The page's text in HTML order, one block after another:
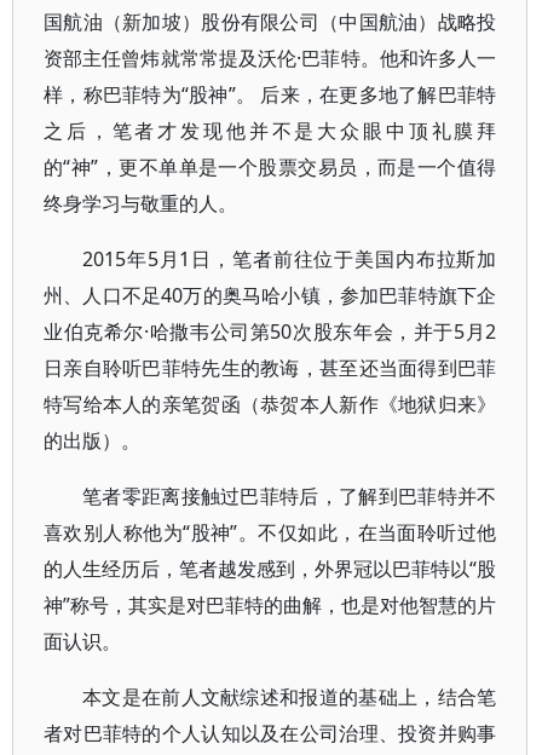
国航油（新加坡）股份有限公司（中国航油）战略投
资部主任曾炜就常常提及沃伦·巴菲特。他和许多人一
样，称巴菲特为“股神”。 后来，在更多地了解巴菲特
之后，笔者才发现他并不是大众眼中顶礼膜拜
的“神”，更不单单是一个股票交易员，而是一个值得
终身学习与敬重的人。
2015年5月1日，笔者前往位于美国内布拉斯加
州、人口不足40万的奥马哈小镇，参加巴菲特旗下企
业伯克希尔·哈撒韦公司第50次股东年会，并于5月2
日亲自聆听巴菲特先生的教诲，甚至还当面得到巴菲
特写给本人的亲笔贺函（恭贺本人新作《地狱归来》
的出版）。
笔者零距离接触过巴菲特后，了解到巴菲特并不
喜欢别人称他为“股神”。不仅如此，在当面聆听过他
的人生经历后，笔者越发感到，外界冠以巴菲特以“股
神”称号，其实是对巴菲特的曲解，也是对他智慧的片
面认识。
本文是在前人文献综述和报道的基础上，结合笔
者对巴菲特的个人认知以及在公司治理、投资并购事